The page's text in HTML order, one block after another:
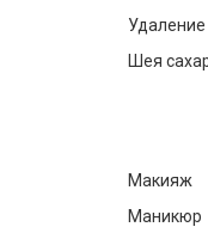
Удаление
Шея
Макияж
Маникюр